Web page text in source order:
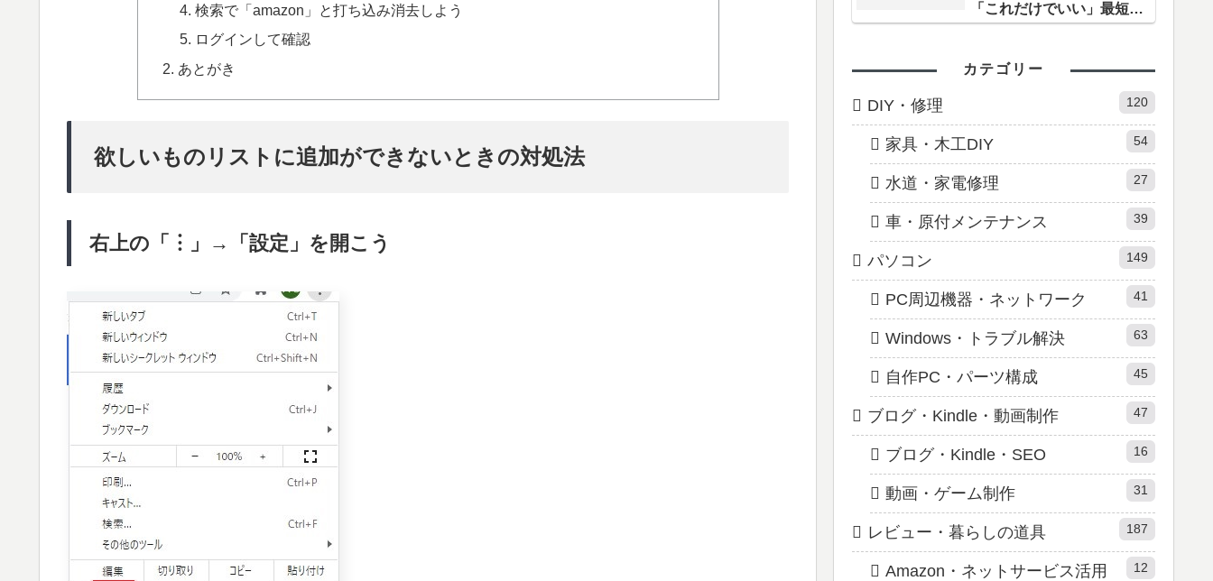
検索で「amazon」と打ち込み消去しよう
ログインして確認
あとがき
欲しいものリストに追加ができないときの対処法
右上の「︙」→「設定」を開こう
「これだけでいい」最短ル
ート
カテゴリー
DIY・修理 120
家具・木工DIY 54
水道・家電修理 27
車・原付メンテナンス 39
パソコン 149
PC周辺機器・ネットワーク 41
Windows・トラブル解決 63
自作PC・パーツ構成 45
ブログ・Kindle・動画制作 47
ブログ・Kindle・SEO 16
動画・ゲーム制作 31
レビュー・暮らしの道具 187
Amazon・ネットサービス活用 12